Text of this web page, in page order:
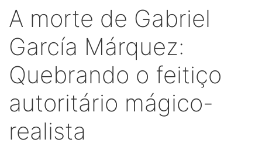
A morte de Gabriel
García Márquez:
Quebrando o feitiço
autoritário mágico-
realista